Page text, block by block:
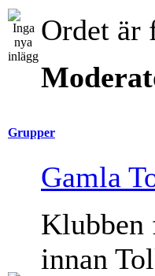
Ordet är
Grupper
Gamla
Klubben
innan